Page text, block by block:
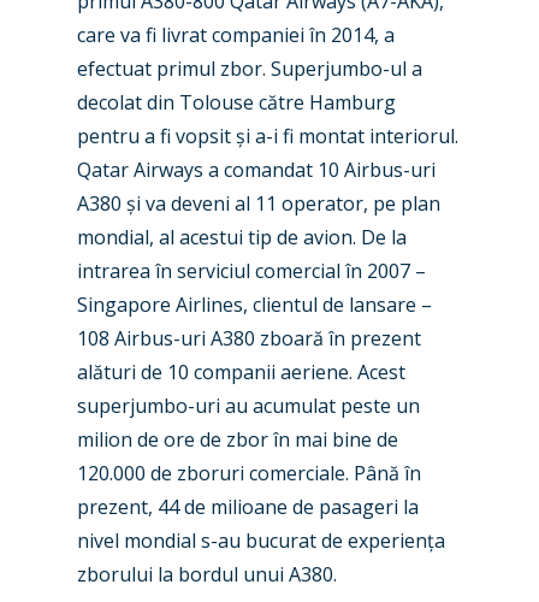
care va fi livrat companiei în 2014, a
efectuat primul zbor. Superjumbo-ul a
decolat din Tolouse către Hamburg
pentru a fi vopsit și a-i fi montat interiorul.
Qatar Airways a comandat 10 Airbus-uri
A380 și va deveni al 11 operator, pe plan
mondial, al acestui tip de avion. De la
intrarea în serviciul comercial în 2007 –
Singapore Airlines, clientul de lansare –
108 Airbus-uri A380 zboară în prezent
alături de 10 companii aeriene. Acest
superjumbo-uri au acumulat peste un
milion de ore de zbor în mai bine de
120.000 de zboruri comerciale. Până în
prezent, 44 de milioane de pasageri la
nivel mondial s-au bucurat de experiența
zborului la bordul unui A380.
Farnborough 2024
Paris 2023
Farnborough 2022
Paris 2019
Trip Reports
Marketplace
Jobs
Contact